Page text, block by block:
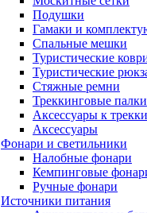
Подушки
Гамаки и
Спальные мешки
Туристические
Туристические
Стяжные ремни
Треккинговые палки
Аксессуары к
Аксессуары
Фонари и светильники
Налобные фонари
Кемпинговые
Ручные фонари
Источники питания